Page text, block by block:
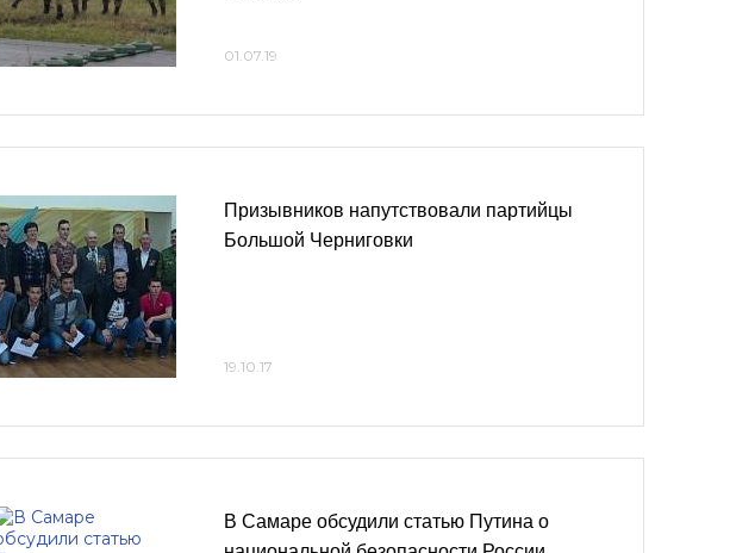
01.07.19
Призывников напутствовали партийцы
Большой Черниговки
19.10.17
В Самаре обсудили статью Путина о